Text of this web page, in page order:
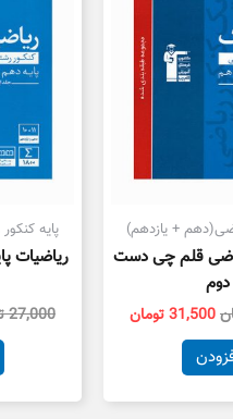
+ یازدهم)
قلم چی دست
دوم
31,500تومان
پایه
ریاضیات
27,000